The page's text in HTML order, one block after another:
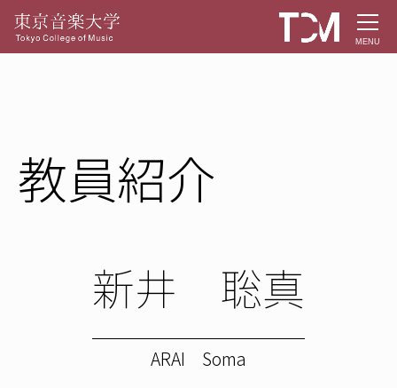
MENU
教員紹介
新井 聡真
ARAI Soma